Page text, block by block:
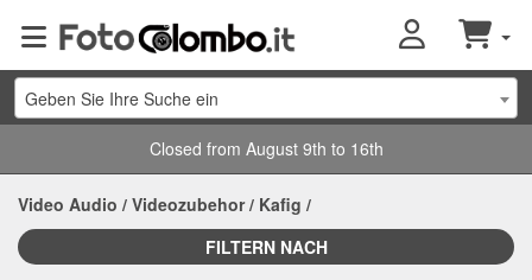
Geben Sie Ihre Suche ein
Closed from August 9th to 16th
Video Audio / Videozubehor/ Kafig /
FILTERN NACH